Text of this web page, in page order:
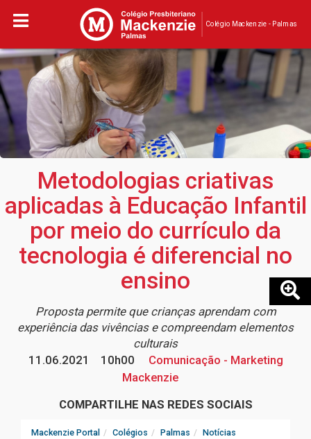
Colégio Mackenzie - Palmas
Metodologias criativas
aplicadas à Educação Infantil
por meio do currículo da
tecnologia é diferencial no
ensino
Proposta permite que crianças aprendam com
experiência das vivências e compreendam elementos
culturais
11.06.2021
10h00
Comunicação - Marketing
Mackenzie
COMPARTILHE NAS REDES SOCIAIS
Mackenzie Portal Colégios Palmas
Notícias